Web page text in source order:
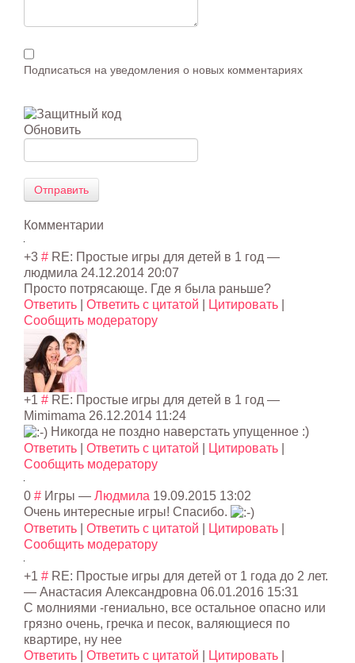
Подписаться на уведомления о новых комментариях
Обновить
Отправить
Комментарии
+3 # RE: Простые игры для детей в 1 год —
людмила 24.12.2014 20:07
Просто потрясающе. Где я была раньше?
Ответить
Ответить с цитатой Цитировать
Сообщить модератору
+1 # RE: Простые игры для детей в 1 год —
Mimimama 26.12.2014 11:24
Никогда не поздно наверстать упущенное :)
Ответить
Ответить с цитатой Цитировать
Сообщить модератору
0 # Игры — Людмила 19.09.2015 13:02
Очень интересные игры! Спасибо.
Ответить
Ответить с цитатой Цитировать
Сообщить модератору
+1 # RE: Простые игры для детей от 1 года до 2 лет.
— Анастасия Александровна 06.01.2016 15:31
С молниями -гениально, все остальное опасно или
грязно очень, гречка и песок, валяющиеся по
квартире, ну нее
Ответить
Ответить с цитатой Цитировать